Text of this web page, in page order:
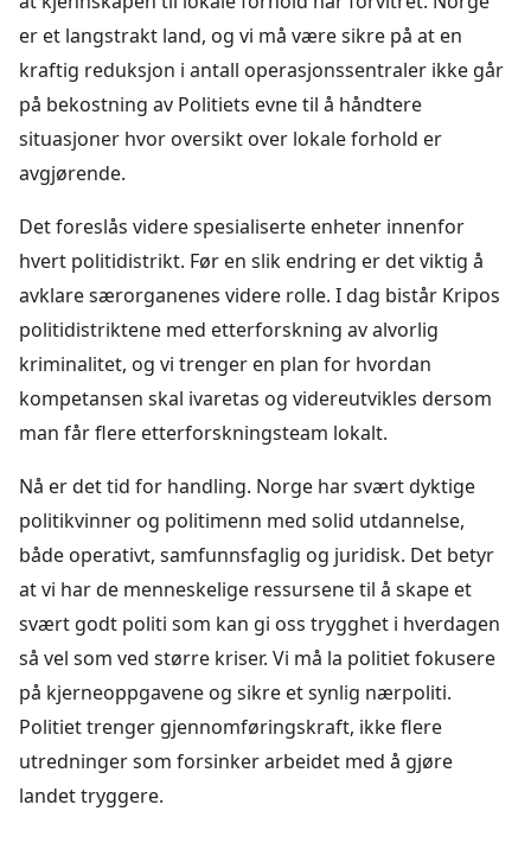
er et langstrakt land, og vi må være sikre på at en
kraftig reduksjon i antall operasjonssentraler ikke går
på bekostning av Politiets evne til å håndtere
situasjoner hvor oversikt over lokale forhold er
avgjørende.
Det foreslås videre spesialiserte enheter innenfor
hvert politidistrikt. Før en slik endring er det viktig å
avklare særorganenes videre rolle. I dag bistår Kripos
politidistriktene med etterforskning av alvorlig
kriminalitet, og vi trenger en plan for hvordan
kompetansen skal ivaretas og videreutvikles dersom
man får flere etterforskningsteam lokalt.
Nå er det tid for handling. Norge har svært dyktige
politikvinner og politimenn med solid utdannelse,
både operativt, samfunnsfaglig og juridisk. Det betyr
at vi har de menneskelige ressursene til å skape et
svært godt politi som kan gi oss trygghet i hverdagen
så vel som ved større kriser. Vi må la politiet fokusere
på kjerneoppgavene og sikre et synlig nærpoliti.
Politiet trenger gjennomføringskraft, ikke flere
utredninger som forsinker arbeidet med å gjøre
landet tryggere.